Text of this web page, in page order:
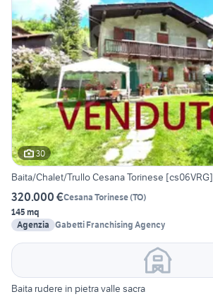
30
Baita/Chalet/Trullo Cesana Torinese [cs06VRG]
320.000 €Cesana Torinese(TO)
145 mq
Agenzia Gabetti Franchising Agency
Baita rudere in pietra valle sacra